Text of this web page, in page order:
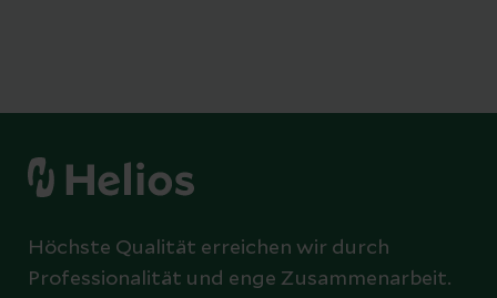
Höchste Qualität erreichen wir durch
Professionalität und enge Zusammenarbeit.